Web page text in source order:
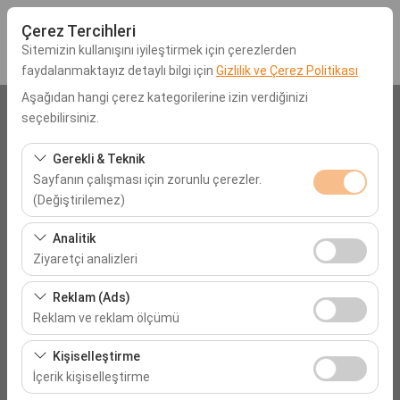
Çerez Tercihleri
Sitemizin kullanışını iyileştirmek için çerezlerden
faydalanmaktayız detaylı bilgi için Gizlilik ve Çerez Politikası
Aşağıdan hangi çerez kategorilerine izin verdiğinizi
seçebilirsiniz.
Gerekli & Teknik
Sayfanın çalışması için zorunlu çerezler.
(Değiştirilemez)
Bu çerezler sitenin doğru şekilde çalışması, güvenlik,
oturum yönetimi ve temel işlevler için gereklidir. Devre
dışı bırakılamaz.
Analitik
Ziyaretçi analizleri
Bu çerezler, sitemizin nasıl kullanıldığını (ziyaretçi sayısı,
en çok ziyaret edilen sayfalar, kullanıcı davranışları)
analiz etmemizi sağlar. Bu veriler, web sitesi
performansını ölçmek ve kullanıcı deneyimini sürekli
iyileştirmek için kullanılır.
Reklam (Ads)
Reklam ve reklam ölçümü
Bu çerezler, size ilgi alanlarınıza uygun kişiselleştirilmiş
reklamlar göstermemize ve reklam kampanyalarımızın
etkinliğini (gösterim sayısı, tıklama oranı) ölçmemize
Kişiselleştirme
İçerik kişiselleştirme
Araç Alış Lokasyonu
Muğla Jiva Beach Resort Hotel
Aracı farklı bir lokasyona bırakacağım
Alış Tarih & Saat
09:00
Bırakış Tarih & Saat